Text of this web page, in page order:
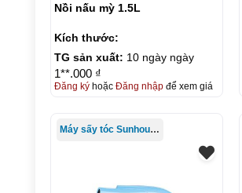
Nồi nấu mỳ 1.5L
Kích thước:
TG sản xuất: 10 ngày ngày
1**.000 ₫
Đăng kýhoặc Đăng nhậpđể xem giá
Máy sấy tóc Sunhouse